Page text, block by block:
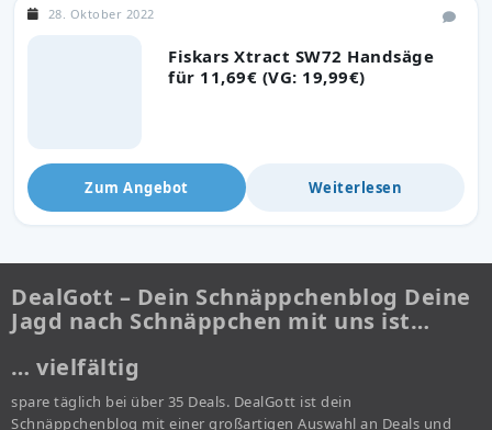
Fiskars Xtract SW72 Handsäge
für 11,69€ (VG: 19,99€)
28. Oktober 2022
Zum Angebot Weiterlesen
DealGott – Dein Schnäppchenblog Deine
Jagd nach Schnäppchen mit uns ist…
… vielfältig
spare täglich bei über 35 Deals. DealGott ist dein
Schnäppchenblog mit einer großartigen Auswahl an Deals und